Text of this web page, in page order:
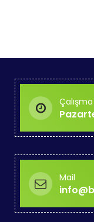
Mail